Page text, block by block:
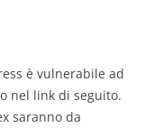
è vulnerabile ad
nel link di seguito.
saranno da